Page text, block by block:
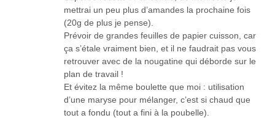
mettrai un peu plus d’amandes la prochaine fois
(20g de plus je pense).
Prévoir de grandes feuilles de papier cuisson, car
ça s’étale vraiment bien, et il ne faudrait pas vous
retrouver avec de la nougatine qui déborde sur le
plan de travail !
Et évitez la même boulette que moi : utilisation
d’une maryse pour mélanger, c’est si chaud que
tout a fondu (tout a fini à la poubelle).